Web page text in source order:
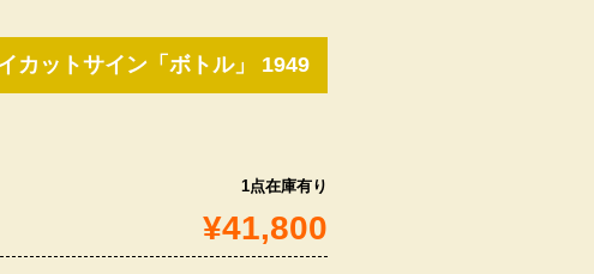
カットサイン「ボトル」 1949
1点在庫有り
¥41,800